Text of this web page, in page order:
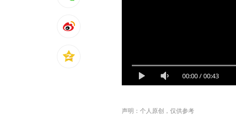
00:00/00:43
声明：个人原创，仅供参考